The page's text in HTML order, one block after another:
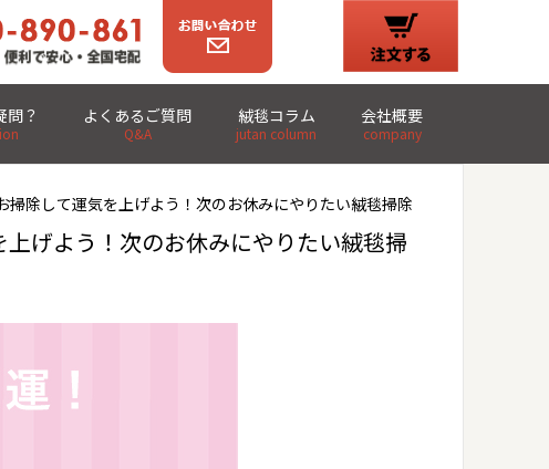
問？ よくあるご質問
Q&A
絨毯コラム
jutan column
会社概要
company
掃除して運気を上げよう！次のお休みにやりたい絨毯掃除
げよう！次のお休みにやりたい絨毯掃